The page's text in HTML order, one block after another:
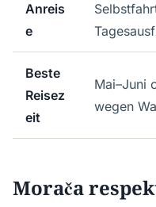
Anreis
e
Beste
Reisez
eit
Mai–Juni
wegen
Morača